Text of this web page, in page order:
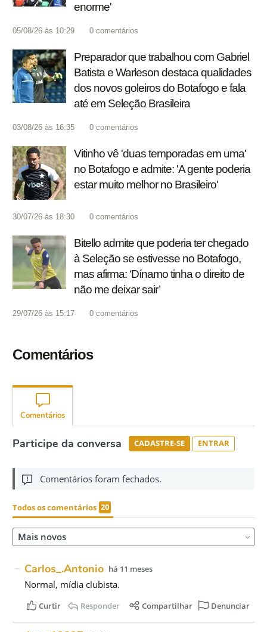
enorme'
05/08/26 às 10:29 0 comentários
Preparador que trabalhou com Gabriel
Batista e Warleson destaca qualidades
dos novos goleiros do Botafogo e fala
até em Seleção Brasileira
03/08/26 às 16:35 0 comentários
Vitinho vê 'duas temporadas em uma'
no Botafogo e admite: 'A gente poderia
estar muito melhor no Brasileiro'
30/07/26 às 18:30 0 comentários
Bitello admite que poderia ter chegado
à Seleção se estivesse no Botafogo,
mas afirma: ‘Dínamo tinha o direito de
não me deixar sair’
29/07/26 às 15:17 0 comentários
Comentários